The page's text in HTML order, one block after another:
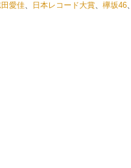
愛佳、 日本レコード大賞、 欅坂46、